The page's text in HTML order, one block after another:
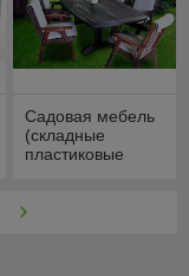
Садовая мебель
(складные
пластиковые